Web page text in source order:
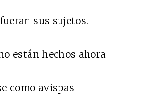
sus sujetos.
están hechos ahora
como avispas